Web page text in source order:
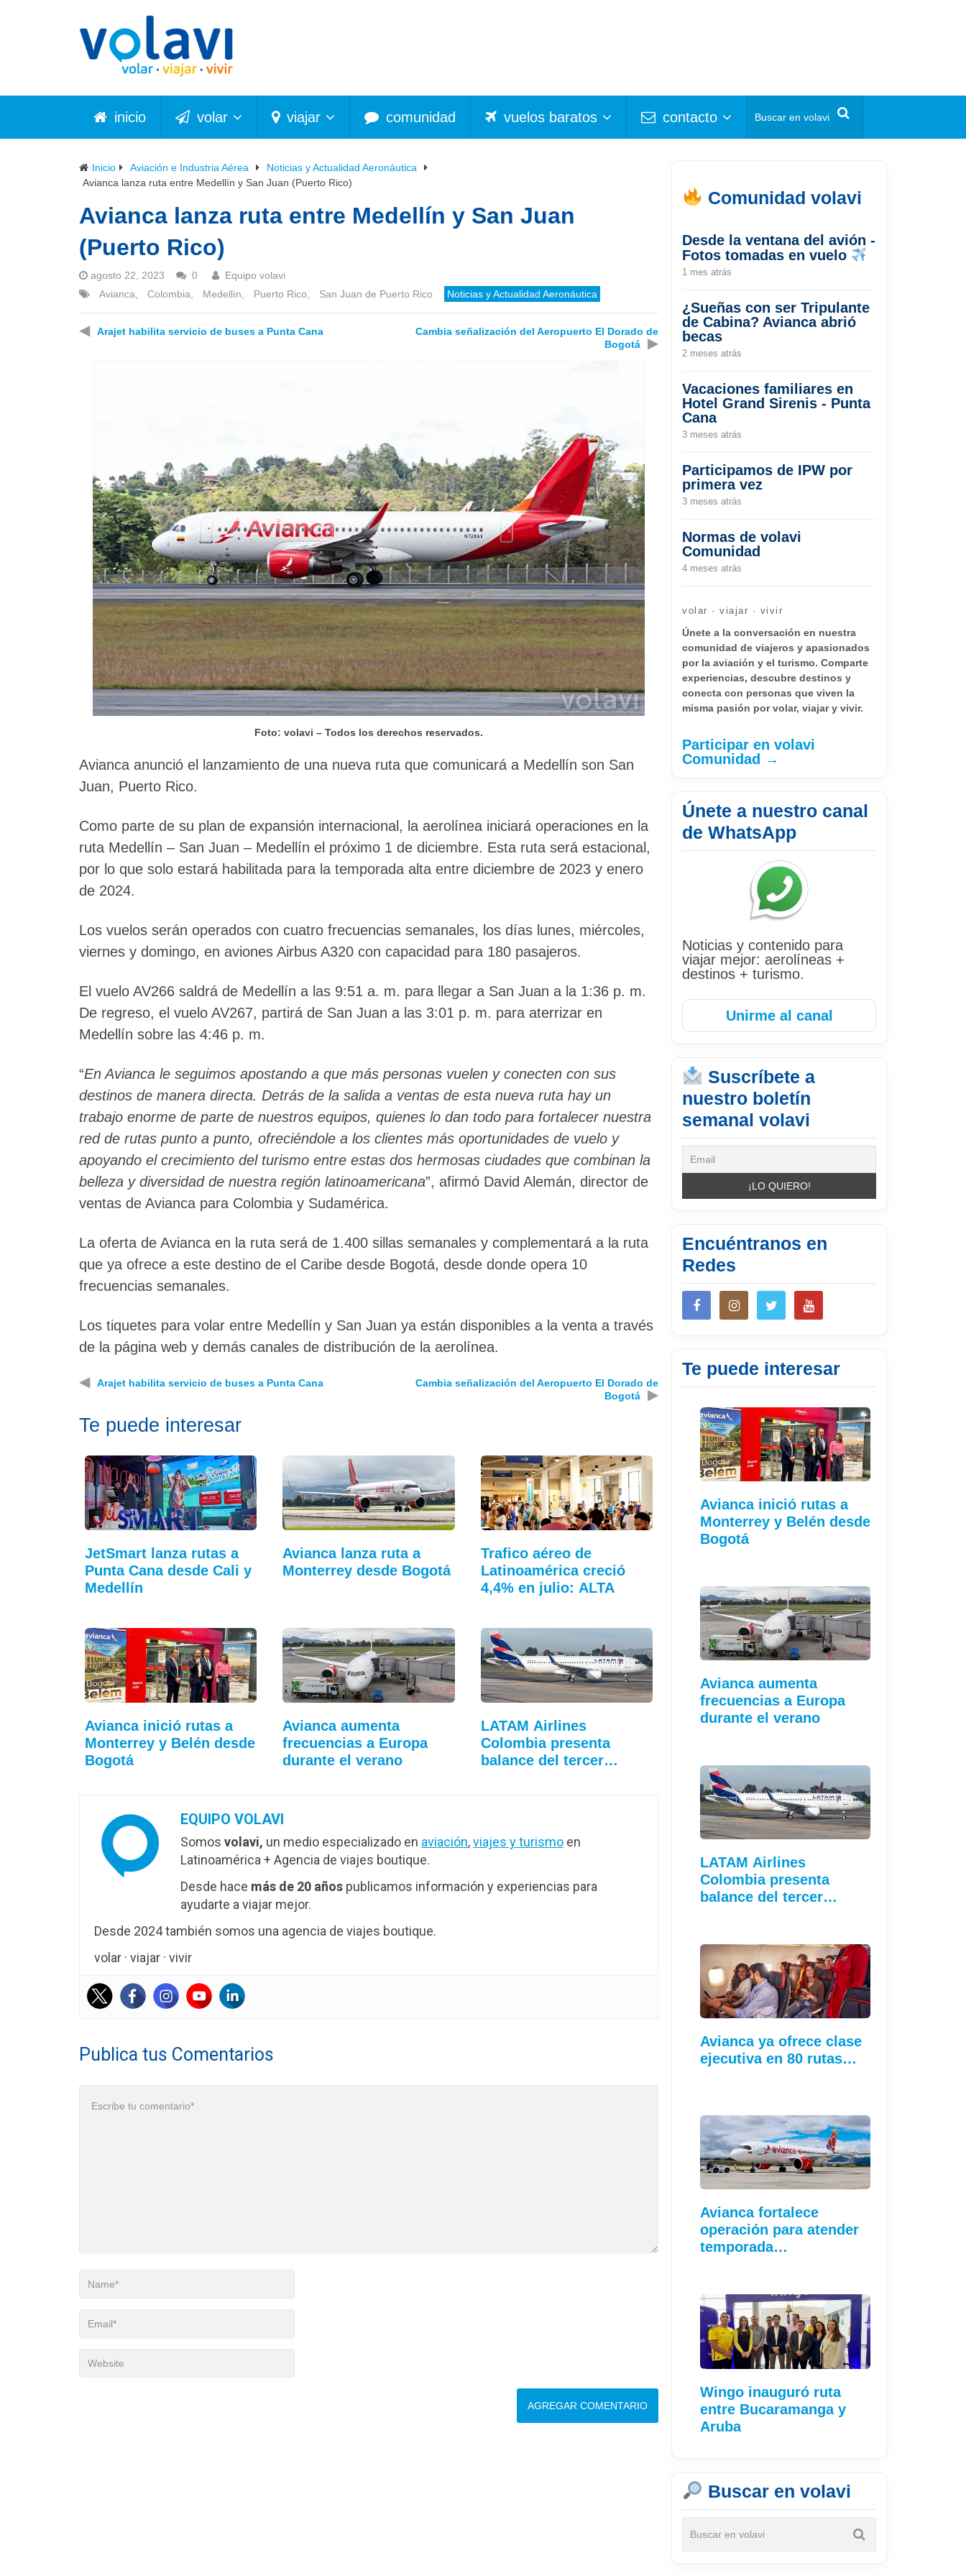
inicio volar viajar comunidad vuelos baratos contacto
Inicio Aviación e Industria Aérea
Noticias y Actualidad Aeronáutica
Avianca lanza ruta entre Medellín y San Juan (Puerto Rico)
Avianca lanza ruta entre Medellín y San Juan
(Puerto Rico)
agosto 22, 2023 0
Equipo volavi
Avianca
Colombia Medellín Puerto Rico San Juan de Puerto Rico Noticias y Actualidad Aeronáutica
◀ Arajet habilita servicio de buses a Punta Cana
Cambia señalización del Aeropuerto El Dorado de
Bogotá
▶
Foto: volavi – Todos los derechos reservados.
Avianca anunció el lanzamiento de una nueva ruta que comunicará a Medellín son San
Juan, Puerto Rico.
Como parte de su plan de expansión internacional, la aerolínea iniciará operaciones en la
ruta Medellín – San Juan – Medellín el próximo 1 de diciembre. Esta ruta será estacional,
por lo que solo estará habilitada para la temporada alta entre diciembre de 2023 y enero
de 2024.
Los vuelos serán operados con cuatro frecuencias semanales, los días lunes, miércoles,
viernes y domingo, en aviones Airbus A320 con capacidad para 180 pasajeros.
El vuelo AV266 saldrá de Medellín a las 9:51 a. m. para llegar a San Juan a la 1:36 p. m.
De regreso, el vuelo AV267, partirá de San Juan a las 3:01 p. m. para aterrizar en
Medellín sobre las 4:46 p. m.
“En Avianca le seguimos apostando a que más personas vuelen y conecten con sus
destinos de manera directa. Detrás de la salida a ventas de esta nueva ruta hay un
trabajo enorme de parte de nuestros equipos, quienes lo dan todo para fortalecer nuestra
red de rutas punto a punto, ofreciéndole a los clientes más oportunidades de vuelo y
apoyando el crecimiento del turismo entre estas dos hermosas ciudades que combinan la
belleza y diversidad de nuestra región latinoamericana”, afirmó David Alemán, director de
ventas de Avianca para Colombia y Sudamérica.
La oferta de Avianca en la ruta será de 1.400 sillas semanales y complementará a la ruta
que ya ofrece a este destino de el Caribe desde Bogotá, desde donde opera 10
frecuencias semanales.
Los tiquetes para volar entre Medellín y San Juan ya están disponibles a la venta a través
de la página web y demás canales de distribución de la aerolínea.
◀ Arajet habilita servicio de buses a Punta Cana
Cambia señalización del Aeropuerto El Dorado de
Bogotá
▶
Te puede interesar
JetSmart lanza rutas a
Punta Cana desde Cali y
Medellín
Avianca lanza ruta a
Monterrey desde Bogotá
Trafico aéreo de
Latinoamérica creció
4,4% en julio: ALTA
Avianca inició rutas a
Monterrey y Belén desde
Bogotá
Avianca aumenta
frecuencias a Europa
durante el verano
LATAM Airlines
Colombia presenta
balance del tercer…
EQUIPO VOLAVI
Somos volavi, un medio especializado en aviación,viajes y turismo en
Latinoamérica + Agencia de viajes boutique.
Desde hace más de 20 años publicamos información y experiencias para
ayudarte a viajar mejor.
Desde 2024 también somos una agencia de viajes boutique.
volar · viajar · vivir
Publica tus Comentarios
Comunidad volavi
Desde la ventana del avión -
Fotos tomadas en vuelo
1 mes atrás
¿Sueñas con ser Tripulante
de Cabina? Avianca abrió
becas
2 meses atrás
Vacaciones familiares en
Hotel Grand Sirenis - Punta
Cana
3 meses atrás
Participamos de IPW por
primera vez
3 meses atrás
Normas de volavi
Comunidad
4 meses atrás
volar · viajar · vivir
Únete a la conversación en nuestra
comunidad de viajeros y apasionados
por la aviación y el turismo. Comparte
experiencias, descubre destinos y
conecta con personas que viven la
misma pasión por volar, viajar y vivir.
Participar en volavi
Comunidad →
Únete a nuestro canal
de WhatsApp
Noticias y contenido para
viajar mejor: aerolíneas +
destinos + turismo.
Unirme al canal
Suscríbete a
nuestro boletín
semanal volavi
Encuéntranos en
Redes
Te puede interesar
Avianca inició rutas a
Monterrey y Belén desde
Bogotá
Avianca aumenta
frecuencias a Europa
durante el verano
LATAM Airlines
Colombia presenta
balance del tercer…
Avianca ya ofrece clase
ejecutiva en 80 rutas…
Avianca fortalece
operación para atender
temporada…
Wingo inauguró ruta
entre Bucaramanga y
Aruba
Buscar en volavi